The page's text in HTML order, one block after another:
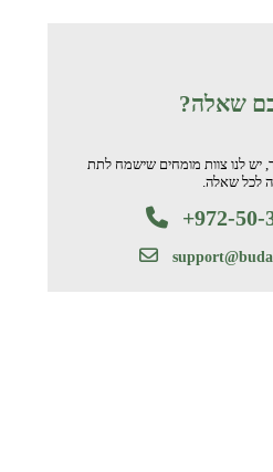
שאלה?
יש לנו צוות מומחים שישמח לתת
לכל שאלה.
+972-50-